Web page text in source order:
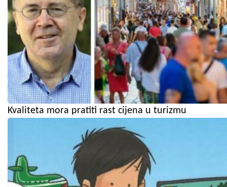
Kvaliteta mora pratiti rast cijena u turizmu